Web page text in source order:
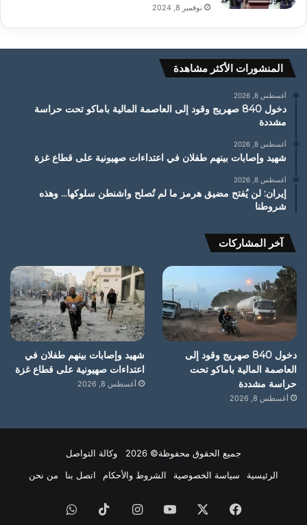
نوفمبر 8, 2024
المنشورات الأكثر مشاهدة
أغسطس 8, 2026
دخول 840 صهريج وقود إلى العاصمة المالية باماكو تحت حراسة
مشددة
أغسطس 8, 2026
شهيد وإصابات بينهم طفلان في اعتداءات صهيونية على قطاع غزة
أغسطس 8, 2026
إيران: لن يُفتح مضيق هرمز ما لم تُصلح واشنطن سلوكها… وهذه
شروطنا
آخر المشاركات
دخول 840 صهريج وقود إلى
العاصمة المالية باماكو تحت
حراسة مشددة
أغسطس 8, 2026
شهيد وإصابات بينهم طفلان في
اعتداءات صهيونية على قطاع غزة
أغسطس 8, 2026
جميع الحقوق محفوظة© 2026 وكالة التواصل
الرئيسية
سياسة الخصوصية الشروط والأحكام اتصل بنا من نحن
فيسبوك يوتيوبانستقرام ‫TikTokواتساب